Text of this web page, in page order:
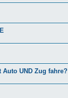
UND Zug fahre?